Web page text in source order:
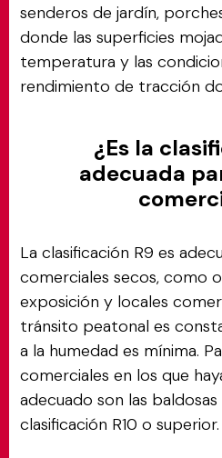
senderos de jardín,
donde las superficies
temperatura y las
rendimiento de tracción
¿Es la
adecuada
La clasificación R9 es
comerciales secos, como
exposición y locales
tránsito peatonal es
a la humedad es mínima.
comerciales en los que
adecuado son las
clasificación R10 o superior.